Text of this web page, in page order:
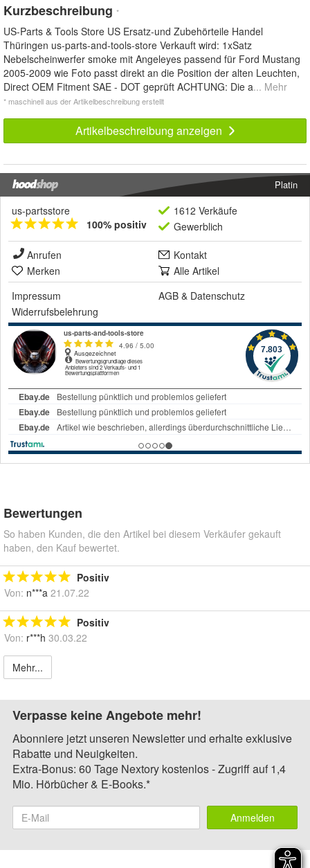
Kurzbeschreibung *
US-Parts & Tools Store US Ersatz-und Zubehörteile Handel
Thüringen us-parts-and-tools-store Verkauft wird: 1xSatz
Nebelscheinwerfer smoke mit Angeleyes passend für Ford Mustang
2005-2009 wie Foto passt direkt an die Position der alten Leuchten,
Direct OEM Fitment SAE - DOT geprüft ACHTUNG: Die a... Mehr
* maschinell aus der Artikelbeschreibung erstellt
Artikelbeschreibung anzeigen
Platin
us-partsstore
100% positiv
1612 Verkäufe
Gewerblich
Anrufen
Kontakt
Merken
Alle Artikel
Impressum
AGB & Datenschutz
Widerrufsbelehrung
Bewertungen
So haben Kunden, die den Artikel bei diesem Verkäufer gekauft
haben, den Kauf bewertet.
Positiv
Von: n***a 21.07.22
Positiv
Von: r***h 30.03.22
Mehr...
Verpasse keine Angebote mehr!
Abonniere jetzt unseren Newsletter und erhalte exklusive
Rabatte und Neuigkeiten.
Extra-Bonus: 60 Tage Nextory kostenlos - Zugriff auf 1,4
Mio. Hörbücher & E-Books.*
Anmelden